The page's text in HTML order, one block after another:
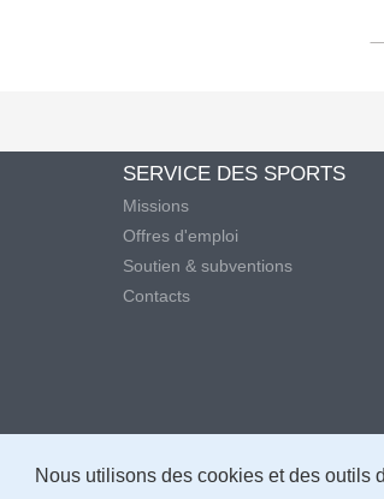
Nous utilisons des cookies et des outils
SERVICE DES SPORTS
Missions
Offres d'emploi
Soutien & subventions
Contacts